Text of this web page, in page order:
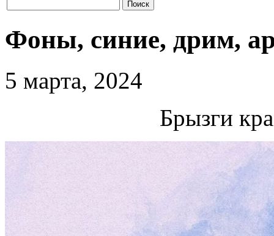
Фоны, синие, дрим,
5 марта, 2024
Брызги